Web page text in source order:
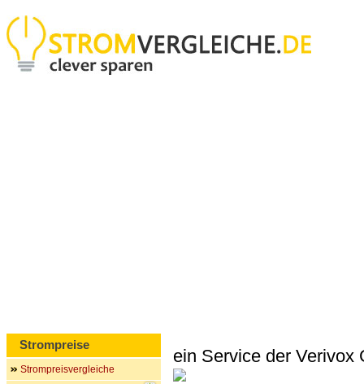
ein Service der Verivox
Strompreise
Strompreisvergleiche